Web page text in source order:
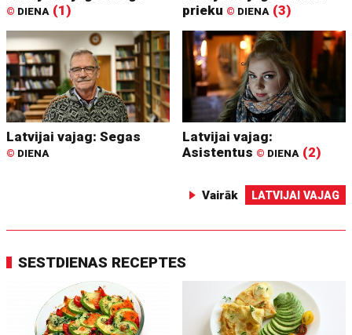
© DIENA (1)
prieku © DIENA (3)
Latvijai vajag: Segas
© DIENA
Latvijai vajag:
Asistentus © DIENA (2)
Vairāk LATVIJAI VAJAG
SESTDIENAS RECEPTES